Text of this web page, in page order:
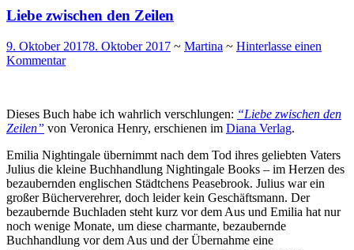
Liebe zwischen den Zeilen
9. Oktober 20178. Oktober 2017 ~ Martina ~ Hinterlasse einen
Kommentar
Dieses Buch habe ich wahrlich verschlungen: “Liebe zwischen den
Zeilen” von Veronica Henry, erschienen im Diana Verlag.
Emilia Nightingale übernimmt nach dem Tod ihres geliebten Vaters
Julius die kleine Buchhandlung Nightingale Books – im Herzen des
bezaubernden englischen Städtchens Peasebrook. Julius war ein
großer Bücherverehrer, doch leider kein Geschäftsmann. Der
bezaubernde Buchladen steht kurz vor dem Aus und Emilia hat nur
noch wenige Monate, um diese charmante, bezaubernde
Buchhandlung vor dem Aus und der Übernahme eine